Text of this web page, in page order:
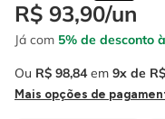
R$ 93,90/un
Já com 5% de desconto
Ou R$ 98,84em 9 R$
Mais opções de
6 º fio
7º serra copo
8º disco corte
º esmerilhadeira
º serra circular
º fio